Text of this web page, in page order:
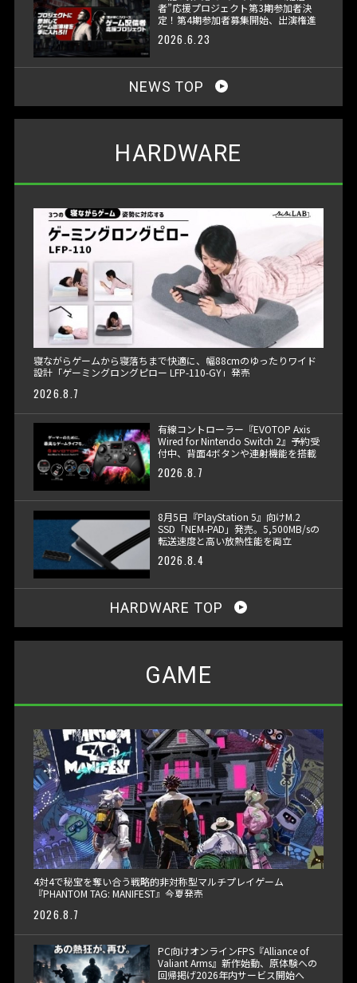
者”応援プロジェクト第3期参加者決
定！第4期参加者募集開始、出演権進
2026.6.23
NEWS TOP
HARDWARE
寝ながらゲームから寝落ちまで快適に、幅88cmのゆったりワイド
設計「ゲーミングロングピロー LFP-110-GY」発売
2026.8.7
有線コントローラー『EVOTOP Axis
Wired for Nintendo Switch 2』予約受
付中、背面4ボタンや連射機能を搭載
2026.8.7
8月5日『PlayStation 5』向けM.2
SSD「NEM-PAD」発売。5,500MB/sの
転送速度と高い放熱性能を両立
2026.8.4
HARDWARE TOP
GAME
4対4で秘宝を奪い合う戦略的非対称型マルチプレイゲーム
『PHANTOM TAG: MANIFEST』今夏発売
2026.8.7
PC向けオンラインFPS『Alliance of
Valiant Arms』新作始動、原体験への
回帰掲げ2026年内サービス開始へ